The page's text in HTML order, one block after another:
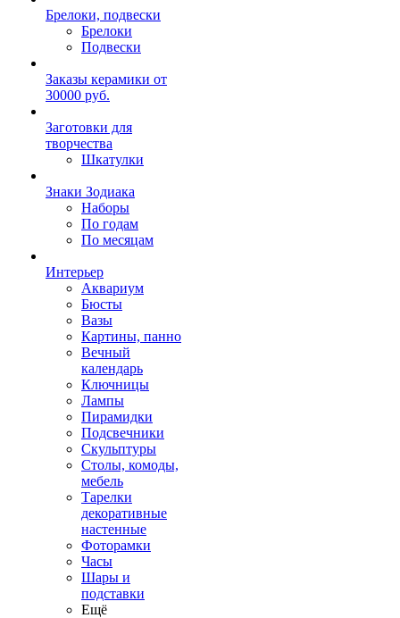
Брелоки, подвески
Брелоки
Подвески
Заказы керамики от
30000 руб.
Заготовки для
творчества
Шкатулки
Знаки Зодиака
Наборы
По годам
По месяцам
Интерьер
Аквариум
Бюсты
Вазы
Картины, панно
Вечный
календарь
Ключницы
Лампы
Пирамидки
Подсвечники
Скульптуры
Столы, комоды,
мебель
Тарелки
декоративные
настенные
Фоторамки
Часы
Шары и
подставки
Ещё